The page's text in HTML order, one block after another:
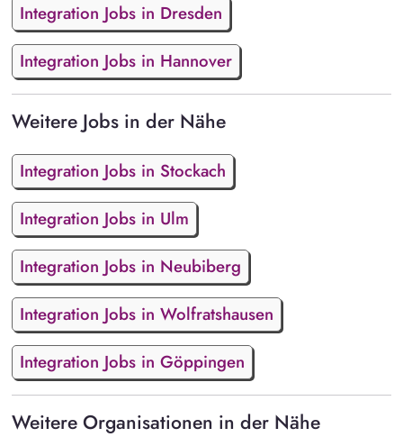
Integration Jobs in Dresden
Integration Jobs in Hannover
Weitere Jobs in der Nähe
Integration Jobs in Stockach
Integration Jobs in Ulm
Integration Jobs in Neubiberg
Integration Jobs in Wolfratshausen
Integration Jobs in Göppingen
Weitere Organisationen in der Nähe